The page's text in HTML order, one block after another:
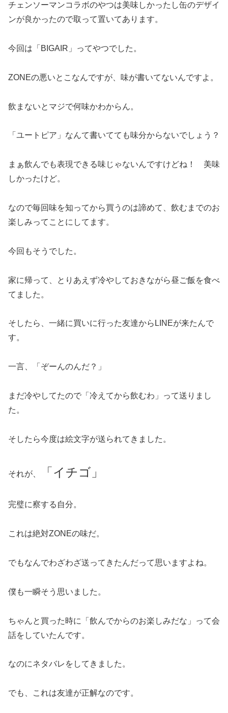
チェンソーマンコラボのやつは美味しかったし缶のデザイ
ンが良かったので取って置いてあります。
今回は「BIGAIR」ってやつでした。
ZONEの悪いとこなんですが、味が書いてないんですよ。
飲まないとマジで何味かわからん。
「ユートピア」なんて書いてても味分からないでしょう？
まぁ飲んでも表現できる味じゃないんですけどね！ 美味
しかったけど。
なので毎回味を知ってから買うのは諦めて、飲むまでのお
楽しみってことにしてます。
今回もそうでした。
家に帰って、とりあえず冷やしておきながら昼ご飯を食べ
てました。
そしたら、一緒に買いに行った友達からLINEが来たんで
す。
一言、「ぞーんのんだ？」
まだ冷やしてたので「冷えてから飲むわ」って送りまし
た。
そしたら今度は絵文字が送られてきました。
それが、 「イチゴ」
完璧に察する自分。
これは絶対ZONEの味だ。
でもなんでわざわざ送ってきたんだって思いますよね。
僕も一瞬そう思いました。
ちゃんと買った時に「飲んでからのお楽しみだな」って会
話をしていたんです。
なのにネタバレをしてきました。
でも、これは友達が正解なのです。